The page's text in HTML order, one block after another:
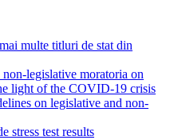
multe titluri de stat din
legislative moratoria on
light of the COVID-19 crisis
on legislative and non-
stress test results